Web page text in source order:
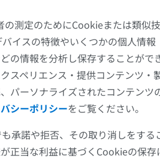
下肢
下肢
イラストレ
プレミアム
下肢X線
X線画像
測定のためにCookieまたは類似技
イスの特徴やいくつかの個人情報
の情報を分析し保存することがで
スペリエンス・提供コンテンツ・
パーソナライズされたコンテンツ
シーポリシーをご覧ください。
承諾や拒否、その取り消しをする
正当な利益に基づくCookieの保